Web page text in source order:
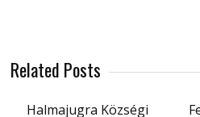
Related Posts
Halmajugra Községi